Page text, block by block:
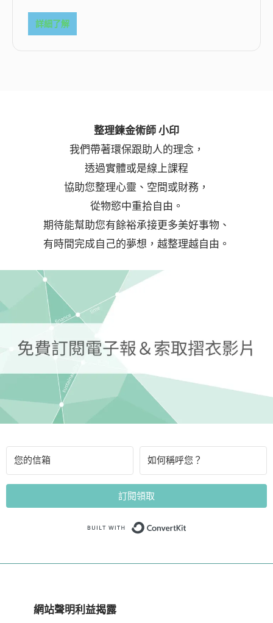
詳細了解
整理鍊金術師 小印
我們帶著環保跟助人的理念，
透過實體或是線上課程
協助您整理心靈、空間或財務，
從物慾中重拾自由。
期待能幫助您有餘裕承接更多美好事物、
有時間完成自己的夢想，越整理越自由。
訂閱領取
網站聲明利益揭露